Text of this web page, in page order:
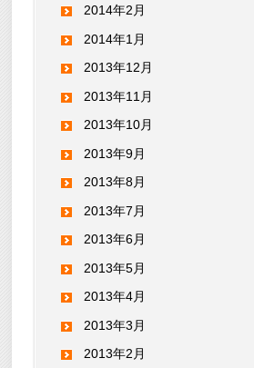
2014年2月
2014年1月
2013年12月
2013年11月
2013年10月
2013年9月
2013年8月
2013年7月
2013年6月
2013年5月
2013年4月
2013年3月
2013年2月